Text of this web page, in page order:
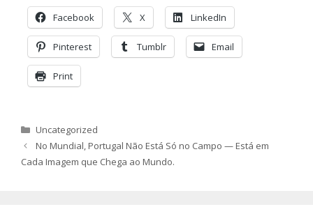
Facebook X LinkedIn
Pinterest Tumblr Email
Print
Categorias
Uncategorized
No Mundial, Portugal Não Está Só no Campo — Está em
Cada Imagem que Chega ao Mundo.